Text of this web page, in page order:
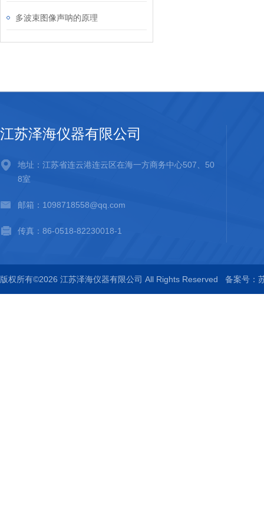
多波束图像声呐的原理
江苏泽海仪器有限公司
地址：江苏省连云港连云区在海一方商务中心507、50
8室
邮箱：1098718558@qq.com
传真：86-0518-82230018-1
版权所有©2026 江苏泽海仪器有限公司 All Rights Reserved 备案号：